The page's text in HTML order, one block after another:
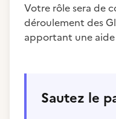
Votre rôle sera de
déroulement des
apportant une aide
Sautez le